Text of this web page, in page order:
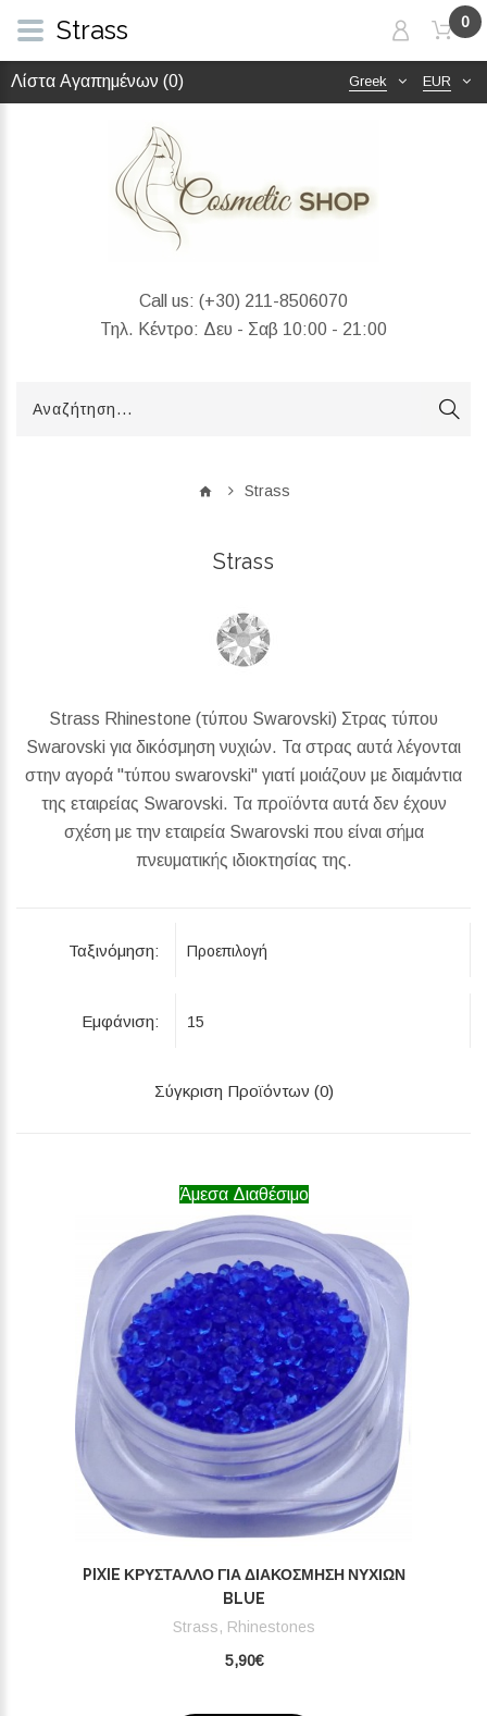
EUR
Greek
Call us: (+30) 211-8506070
Τηλ. Κέντρο: Δευ - Σαβ 10:00 - 21:00
0
Λίστα Αγαπημένων (0)
Strass
Strass
Strass Rhinestone (τύπου Swarovski) Στρας τύπου
Swarovski για δικόσμηση νυχιών. Τα στρας αυτά λέγονται
στην αγορά "τύπου swarovski" γιατί μοιάζουν με διαμάντια
της εταιρείας Swarovski. Τα προϊόντα αυτά δεν έχουν
σχέση με την εταιρεία Swarovski που είναι σήμα
πνευματικής ιδιοκτησίας της.
Ταξινόμηση:
Εμφάνιση:
Σύγκριση Προϊόντων (0)
Άμεσα Διαθέσιμο
PIXIE ΚΡΎΣΤΑΛΛΟ ΓΙΑ ΔΙΑΚΌΣΜΗΣΗ ΝΥΧΙΏΝ
BLUE
Strass, Rhinestones
5,90€
Strass